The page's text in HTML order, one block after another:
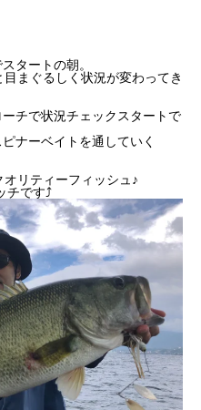
タートの朝。
まぐるしく状況が変わってき
チで状況チェックスタートで
ナーベイトを通していく
オリティーフィッシュ♪
チです⤴︎